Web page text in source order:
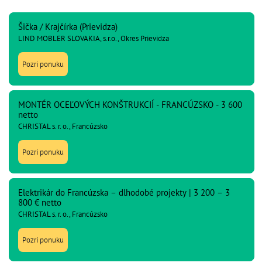
Šička / Krajčírka (Prievidza)
LIND MOBLER SLOVAKIA, s.r.o., Okres Prievidza
Pozri ponuku
MONTÉR OCEĽOVÝCH KONŠTRUKCIÍ - FRANCÚZSKO - 3 600
netto
CHRISTAL s. r. o., Francúzsko
Pozri ponuku
Elektrikár do Francúzska – dlhodobé projekty | 3 200 – 3
800 € netto
CHRISTAL s. r. o., Francúzsko
Pozri ponuku